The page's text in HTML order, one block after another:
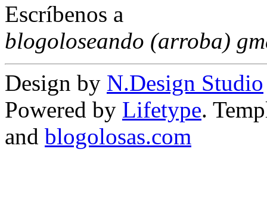
Escríbenos a
blogoloseando (arroba)
Design by N.Design Studio
Powered by Lifetype.
and blogolosas.com